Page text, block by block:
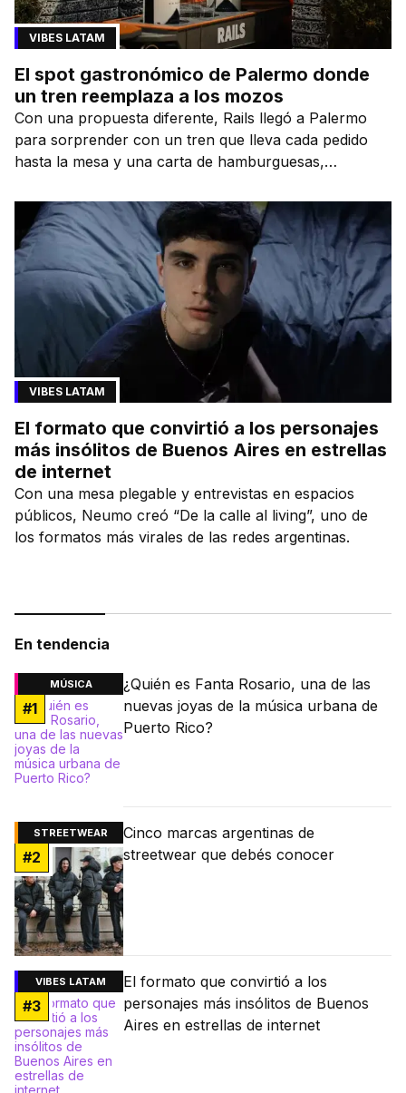
VIBES LATAM
El spot gastronómico de Palermo donde
un tren reemplaza a los mozos
Con una propuesta diferente, Rails llegó a Palermo
para sorprender con un tren que lleva cada pedido
hasta la mesa y una carta de hamburguesas,
VIBES LATAM
El formato que convirtió a los personajes
más insólitos de Buenos Aires en estrellas
de internet
Con una mesa plegable y entrevistas en espacios
públicos, Neumo creó “De la calle al living”, uno de
los formatos más virales de las redes argentinas.
En tendencia
MÚSICA
#1
¿Quién es Fanta Rosario, una de las
nuevas joyas de la música urbana de
Puerto Rico?
STREETWEAR
#2
Cinco marcas argentinas de
streetwear que debés conocer
VIBES LATAM
#3
El formato que convirtió a los
personajes más insólitos de Buenos
Aires en estrellas de internet